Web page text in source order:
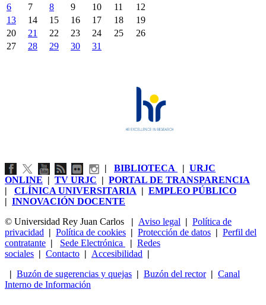
6
7 8 9 10 11
12
13
14 15 16 17 18
19
20
21 22 23 24 25
26
27
28 29 30 31
| BIBLIOTECA | URJC
ONLINE | TV URJC | PORTAL DE TRANSPARENCIA
| CLÍNICA UNIVERSITARIA | EMPLEO PÚBLICO
| INNOVACIÓN DOCENTE
© Universidad Rey Juan Carlos
| Aviso legal | Política de
privacidad | Política de cookies | Protección de datos | Perfil del
contratante | Sede Electrónica | Redes
sociales | Contacto | Accesibilidad |
| Buzón de sugerencias y quejas | Buzón del rector| Canal
Interno de Información